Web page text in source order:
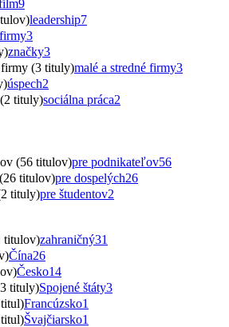
9
leadership7
firmy3
značky3
firmy (3 tituly)malé a stredné firmy3
úspech2
tituly)sociálna práca2
(56 titulov)pre podnikateľov56
titulov)pre dospelých26
tituly)pre študentov2
titulov)zahraničný31
Čína26
Česko14
tituly)Spojené štáty3
Francúzsko1
Švajčiarsko1